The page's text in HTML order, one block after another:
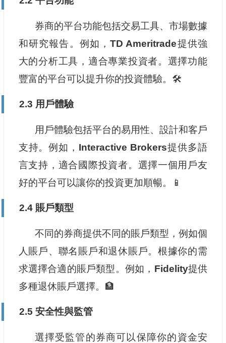
券商的平台功能包括交易工具、市場數據
和研究報告。例如，TD Ameritrade提供強
大的分析工具，適合專業投資者。選擇功能
豐富的平台可以提升你的投資體驗。🛠️
2.3 用戶體驗
用戶體驗包括平台的易用性、設計和客戶
支持。例如， Interactive Brokers提供多語
言支持，適合國際投資者。選擇一個用戶友
好的平台可以讓你的投資更加順暢。📱
2.4 賬戶類型
不同的券商提供不同的賬戶類型，例如個
人賬戶、聯名賬戶和退休賬戶。根據你的需
求選擇合適的賬戶類型。例如， Fidelity提供
多種退休賬戶選擇。🏦
2.5 安全性與監管
選擇受監管的券商可以保障你的資金安